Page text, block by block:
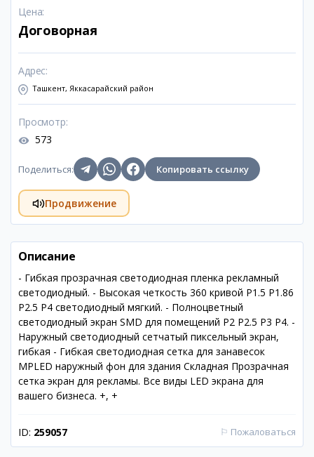
Цена:
Договорная
Адрес:
Ташкент, Яккасарайский район
Просмотр:
573
Поделиться: Копировать ссылку
Продвижение
Описание
- Гибкая прозрачная светодиодная пленка рекламный
светодиодный. - Высокая четкость 360 кривой P1.5 P1.86
P2.5 P4 светодиодный мягкий. - Полноцветный
светодиодный экран SMD для помещений P2 P2.5 P3 P4. -
Наружный светодиодный сетчатый пиксельный экран,
гибкая - Гибкая светодиодная сетка для занавесок
MPLED наружный фон для здания Складная Прозрачная
сетка экран для рекламы. Все виды LED экрана для
вашего бизнеса. +, +
ID: 259057 ⚐ Пожаловаться